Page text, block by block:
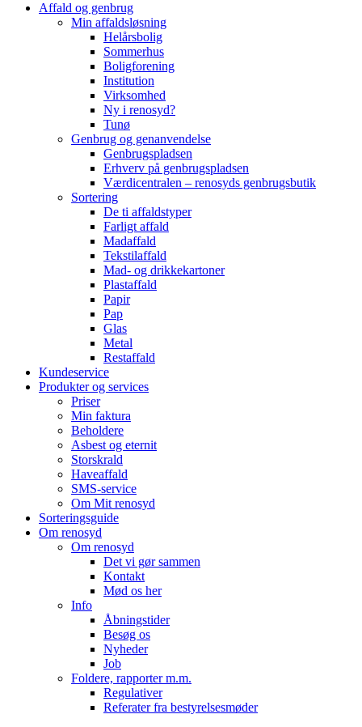
Affald og genbrug
Min affaldsløsning
Helårsbolig
Sommerhus
Boligforening
Institution
Virksomhed
Ny i renosyd?
Tunø
Genbrug og genanvendelse
Genbrugspladsen
Erhverv på genbrugspladsen
Værdicentralen – renosyds genbrugsbutik
Sortering
De ti affaldstyper
Farligt affald
Madaffald
Tekstilaffald
Mad- og drikkekartoner
Plastaffald
Papir
Pap
Glas
Metal
Restaffald
Kundeservice
Produkter og services
Priser
Min faktura
Beholdere
Asbest og eternit
Storskrald
Haveaffald
SMS-service
Om Mit renosyd
Sorteringsguide
Om renosyd
Om renosyd
Det vi gør sammen
Kontakt
Mød os her
Info
Åbningstider
Besøg os
Nyheder
Job
Foldere, rapporter m.m.
Regulativer
Referater fra bestyrelsesmøder